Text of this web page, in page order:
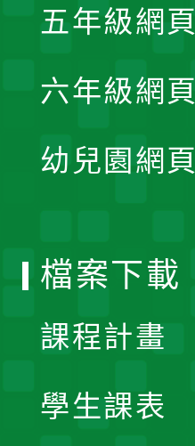
五年級網頁
六年級網頁
幼兒園網頁
檔案下載
課程計畫
學生課表